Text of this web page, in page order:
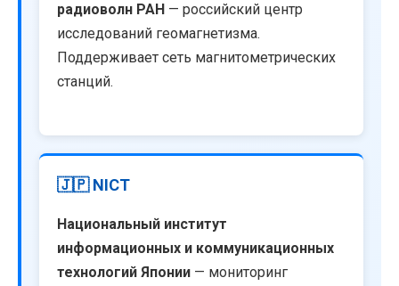
радиоволн РАН — российский центр
исследований геомагнетизма.
Поддерживает сеть магнитометрических
станций.
🇯🇵 NICT
Национальный институт
информационных и коммуникационных
технологий Японии — мониторинг